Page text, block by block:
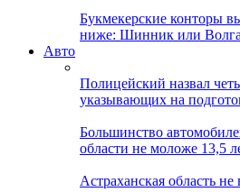
Букмекерские конторы
ниже: Шинник или
Авто
Полицейский назвал
указывающих на
Большинство
области не моложе 13,5
Астраханская область